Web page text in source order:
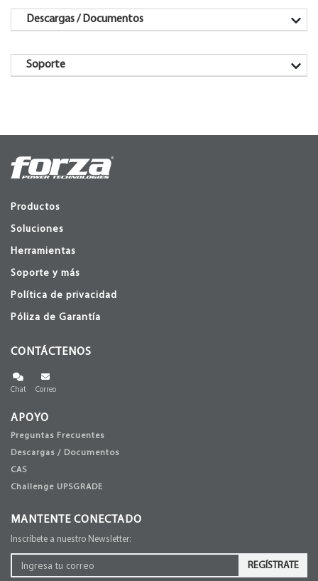
Descargas / Documentos
Soporte
Productos
Soluciones
Herramientas
Soporte y más
Política de privacidad
Póliza de Garantía
CONTÁCTENOS
Chat Correo
APOYO
Preguntas Frecuentes
Descargas / Documentos
CAS
Challenge UPSGRADE
MANTENTE CONECTADO
Inscríbete a nuestro Newsletter:
REGÍSTRATE